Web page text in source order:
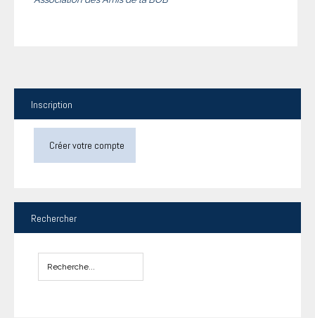
Inscription
Créer votre compte
Rechercher